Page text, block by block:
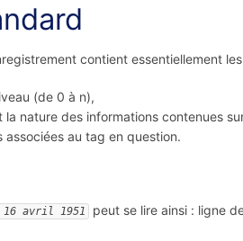
contient essentiellement
(de 0 à n),
la nature des informations contenues
associées au tag en question.
16 avril 1951 peut se lire ainsi : ligne